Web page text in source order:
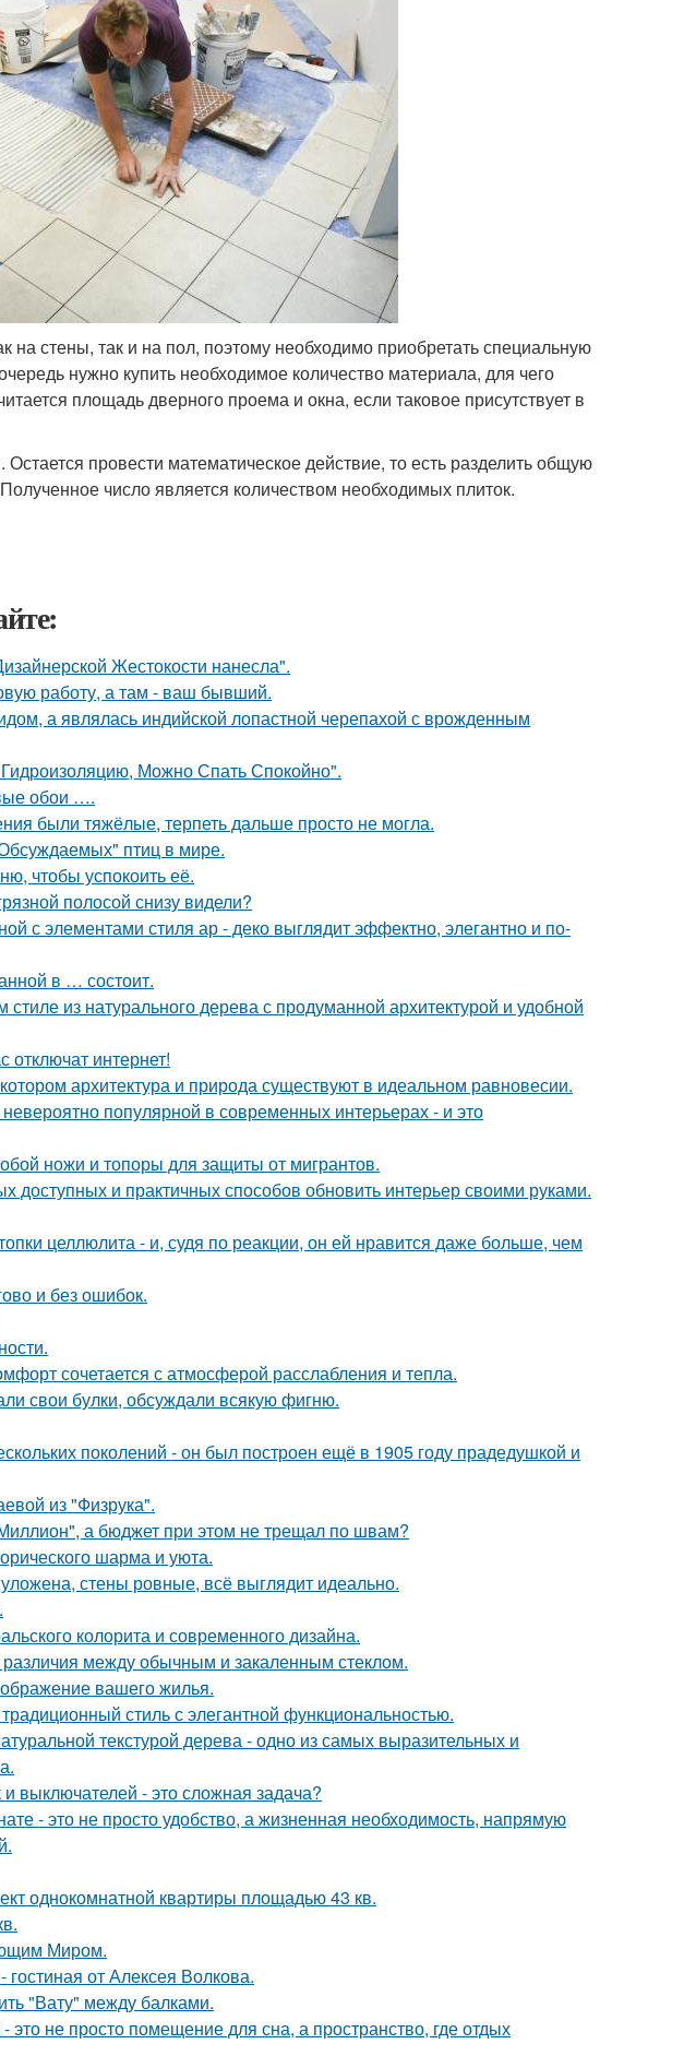
на стены, так и на пол, поэтому необходимо приобретать специальную
нужно купить необходимое количество материала, для чего
площадь дверного проема и окна, если таковое присутствует в
провести математическое действие, то есть разделить общую
число является количеством необходимых плиток.
Жестокости нанесла".
работу, а там - ваш бывший.
а являлась индийской лопастной черепахой с врожденным
Можно Спать Спокойно".
обои ….
были тяжёлые, терпеть дальше просто не могла.
птиц в мире.
чтобы успокоить её.
полосой снизу видели?
с элементами стиля ар - деко выглядит эффектно, элегантно и по-
в … состоит.
из натурального дерева с продуманной архитектурой и удобной
отключат интернет!
архитектура и природа существуют в идеальном равновесии.
популярной в современных интерьерах - и это
ножи и топоры для защиты от мигрантов.
доступных и практичных способов обновить интерьер своими руками.
целлюлита - и, судя по реакции, он ей нравится даже больше, чем
и без ошибок.
сочетается с атмосферой расслабления и тепла.
свои булки, обсуждали всякую фигню.
поколений - он был построен ещё в 1905 году прадедушкой и
из "Физрука".
а бюджет при этом не трещал по швам?
шарма и уюта.
стены ровные, всё выглядит идеально.
колорита и современного дизайна.
между обычным и закаленным стеклом.
вашего жилья.
стиль с элегантной функциональностью.
текстурой дерева - одно из самых выразительных и
выключателей - это сложная задача?
- это не просто удобство, а жизненная необходимость, напрямую
однокомнатной квартиры площадью 43 кв.
Миром.
гостиная от Алексея Волкова.
"Вату" между балками.
не просто помещение для сна, а пространство, где отдых